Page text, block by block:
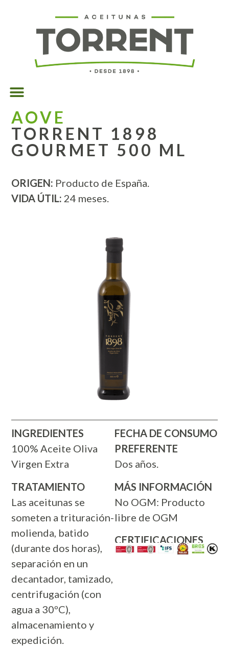
AOVE
TORRENT 1898
GOURMET 500 ML
ORIGEN: Producto de España.
VIDA ÚTIL: 24 meses.
INGREDIENTES
100% Aceite Oliva
Virgen Extra
TRATAMIENTO
Las aceitunas se
someten a trituración-
molienda, batido
(durante dos horas),
separación en un
decantador, tamizado,
centrifugación (con
agua a 30ºC),
almacenamiento y
expedición.
FECHA DE CONSUMO
PREFERENTE
Dos años.
MÁS INFORMACIÓN
No OGM: Producto
libre de OGM
CERTIFICACIONES